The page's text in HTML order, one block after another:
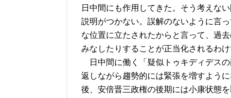
日中間にも作用してきた。そう考えな
説明がつかない。誤解のないように言
な位置に立たされたからと言って、過
みなしたりすることが正当化されるわけ
日中間に働く「疑似トゥキディデス
返しながら趨勢的には緊張を増すよう
後、安倍晋三政権の後期には小康状態